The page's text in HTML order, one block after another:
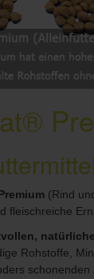
(Rind
fleischreiche
Rohstoffe,